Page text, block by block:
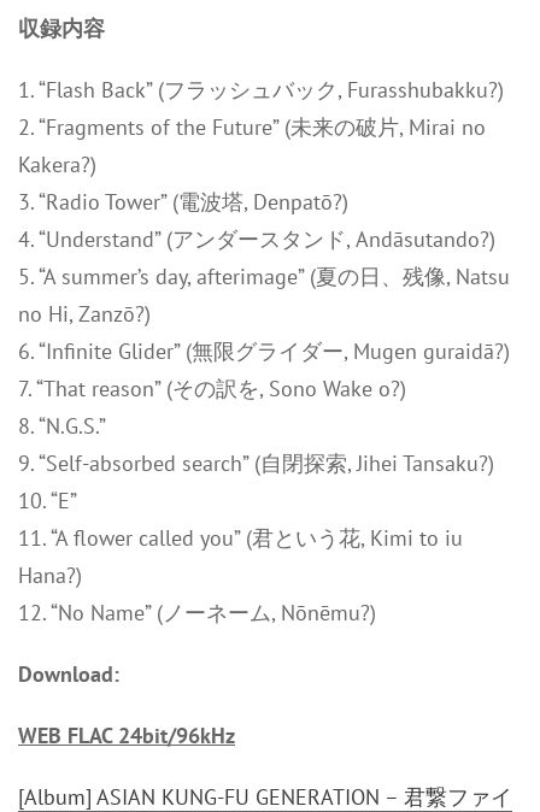
収録内容
1. “Flash Back” (フラッシュバック, Furasshubakku?)
2. “Fragments of the Future” (未来の破片, Mirai no
Kakera?)
3. “Radio Tower” (電波塔, Denpatō?)
4. “Understand” (アンダースタンド, Andāsutando?)
5. “A summer’s day, afterimage” (夏の日、残像, Natsu
no Hi, Zanzō?)
6. “Infinite Glider” (無限グライダー, Mugen guraidā?)
7. “That reason” (その訳を, Sono Wake o?)
8. “N.G.S.”
9. “Self-absorbed search” (自閉探索, Jihei Tansaku?)
10. “E”
11. “A flower called you” (君という花, Kimi to iu
Hana?)
12. “No Name” (ノーネーム, Nōnēmu?)
Download:
WEB FLAC 24bit/96kHz
[Album] ASIAN KUNG-FU GENERATION – 君繋ファイ